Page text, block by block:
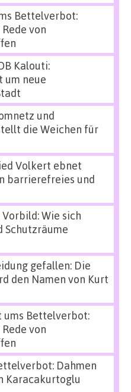
Bettelverbot:
von
Kalouti:
um neue
und
die Weichen für
Volkert ebnet
barrierefreies und
Wie sich
Schutzräume
gefallen: Die
den Namen von Kurt
ums Bettelverbot:
von
Dahmen
Karacakurtoglu